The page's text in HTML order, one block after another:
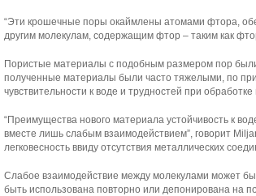
“Эти крошечные поры окаймлены атомами фтора,
другим молекулам, содержащим фтор – таким как
Пористые материалы с подобным размером пор
полученные материалы были часто тяжелыми, по
чувствительности к воде и трудностей при
“Преимущества нового материала устойчивость к
вместе лишь слабым взаимодействием”, говорит
легковесность ввиду отсутствия металлических
Слабое взаимодействие между молекулами может
быть использована повторно или депонирована на